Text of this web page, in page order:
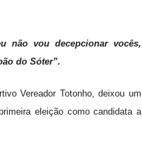
não vou decepcionar vocês,
do Sóter”.
Vereador Totonho, deixou um
eleição como candidata a